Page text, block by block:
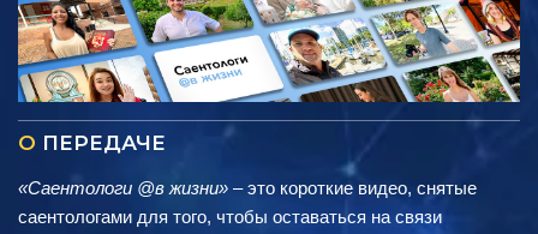
О ПЕРЕДАЧЕ
«Саентологи @в жизни» – это короткие видео, снятые
саентологами для того, чтобы оставаться на связи